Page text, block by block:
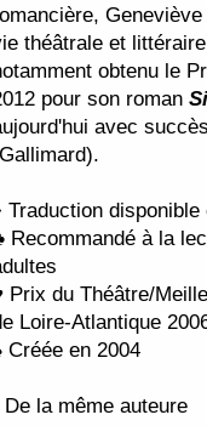
théâtrale et
obtenu le
pour son roman
avec
Traduction
Recommandé à la
Prix du Théâtre/
Loire-Atlantique
Créée en 2004
De la même auteure